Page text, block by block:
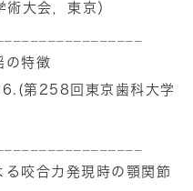
大会，東京）
の特徴
第258回東京歯科大学
咬合力発現時の顎関節